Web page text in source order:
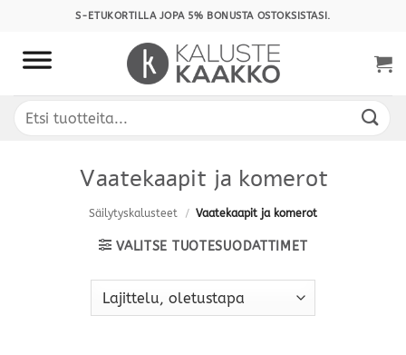
content
S-ETUKORTILLA JOPA 5% BONUSTA OSTOKSISTASI.
Etsi:
Vaatekaapit ja komerot
Säilytyskalusteet / Vaatekaapit ja komerot
VALITSE TUOTESUODATTIMET